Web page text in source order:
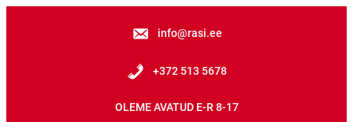
info@rasi.ee
+372 513 5678
OLEME AVATUD E-R 8-17